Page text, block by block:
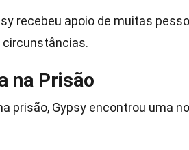
recebeu apoio de muitas
circunstâncias.
na Prisão
prisão, Gypsy encontrou uma